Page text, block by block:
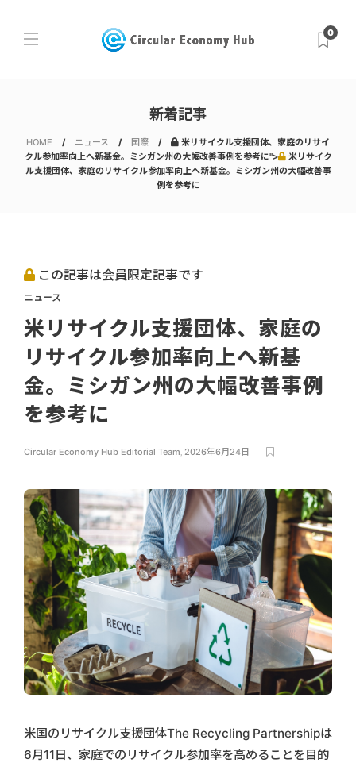
0
新着記事
HOME ニュース 国際
米リサイクル支援団体、家庭のリサイ
クル参加率向上へ新基金。ミシガン州の大幅改善事例を参考に">
米リサイク
ル支援団体、家庭のリサイクル参加率向上へ新基金。ミシガン州の大幅改善事
例を参考に
この記事は会員限定記事です
ニュース
米リサイクル支援団体、家庭の
リサイクル参加率向上へ新基
金。ミシガン州の大幅改善事例
を参考に
Circular Economy Hub Editorial Team, 2026年6月24日
米国のリサイクル支援団体The Recycling Partnershipは
6月11日、家庭でのリサイクル参加率を高めることを目的